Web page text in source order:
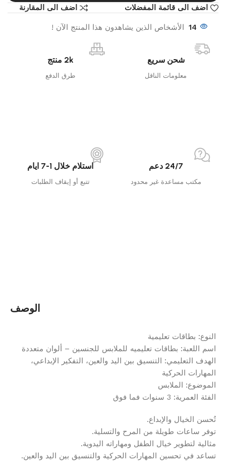
اضف الى قائمة المفضلات
اضف الى المقارنة
14 الأشخاص الذين يشاهدون هذا المنتج الآن !
شحن سريع
معلومات الناقل
2k منتج
طرق الدفع
24/7 دعم
مكتب مساعدة غير محدود
استلام خلال 1-7 ايام
تتبع أو إيقاف الطلبات
الوصف
النوع: بطاقات تعليمية
اسم اللعبة: بطاقات تعليميه للملابس للجنسين – ألوان متعددة
الهدف التعليمي: التنسيق بين اليد والعين، التفكير الإبداعي،
المهارات الحركية
الموضوع: الملابس
الفئة العمرية: 3 سنوات فما فوق
تُحسن الخيال والإبداع.
توفر ساعات طويلة من المرح والتسلية.
مثالية لتطوير خيال الطفل ومهاراته اليدوية.
تساعد في تحسين المهارات الحركية والتنسيق بين اليد والعين.